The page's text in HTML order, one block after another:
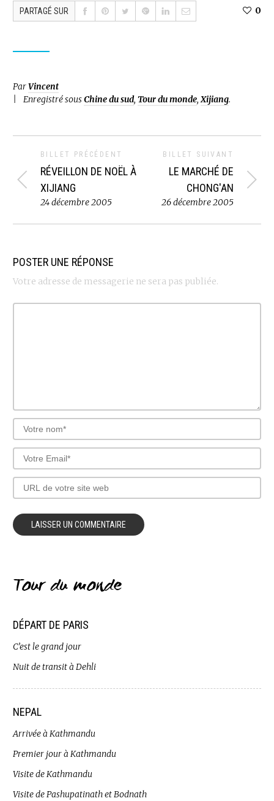
PARTAGÉ SUR 0
ParVincent
Enregistré sousChine du sud, Tour du monde,Xijiang.
BILLET PRÉCÉDENT
RÉVEILLON DE NOËL À
XIJIANG
24 décembre 2005
BILLET SUIVANT
LE MARCHÉ DE
CHONG'AN
26 décembre 2005
POSTER UNE RÉPONSE
Votre adresse de messagerie ne sera pas publiée.
Tour du monde
DÉPART DE PARIS
C’est le grand jour
Nuit de transit à Dehli
NEPAL
Arrivée à Kathmandu
Premier jour à Kathmandu
Visite de Kathmandu
Visite de Pashupatinath et Bodnath